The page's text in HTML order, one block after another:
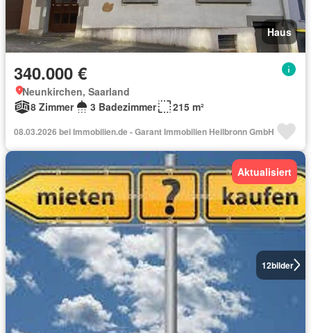
Haus
340.000 €
Neunkirchen, Saarland
8 Zimmer
3 Badezimmer 215 m²
08.03.2026 bei Immobilien.de - Garant Immobilien Heilbronn GmbH
12bilder
Aktualisiert